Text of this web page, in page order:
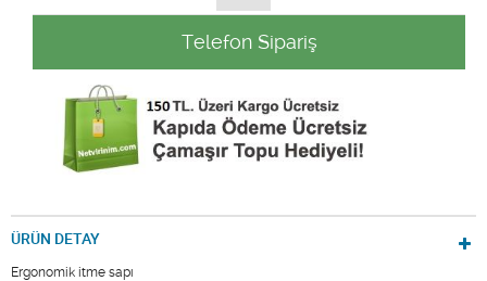
Telefon Sipariş
ÜRÜN DETAY
Ergonomik itme sapı